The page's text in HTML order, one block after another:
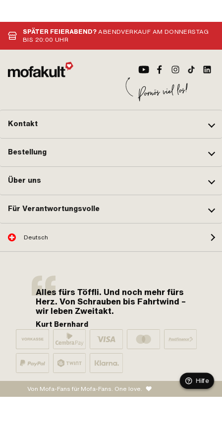
SPÄTER FEIERABEND?ABENDVERKAUF AM DONNERSTAG
BIS 20:00 UHR
Kontakt
Bestellung
Über uns
Für Verantwortungsvolle
Deutsch
Alles fürs Töffli. Und noch mehr fürs
Herz. Von Schrauben bis Fahrtwind –
wir leben Zweitakt.
Kurt Bernhard
Von Mofa-Fans für Mofa-Fans. One love.
Hilfe